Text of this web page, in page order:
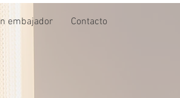
embajador Contacto